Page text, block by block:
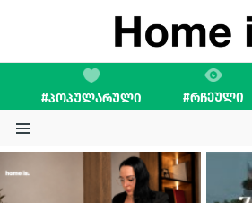
#ᲞᲝᲞᲣᲚᲐᲠᲣᲚᲘ #ᲠᲩᲔᲣᲚᲘ
STORIES